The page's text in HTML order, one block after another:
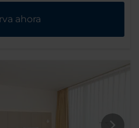
ahora